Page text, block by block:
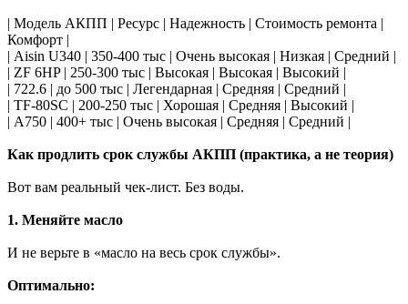
| Модель АКПП | Ресурс | Надежность | Стоимость ремонта |
Комфорт |
| Aisin U340 | 350-400 тыс | Очень высокая | Низкая | Средний |
| ZF 6HP | 250-300 тыс | Высокая | Высокая | Высокий |
| 722.6 | до 500 тыс | Легендарная | Средняя | Средний |
| TF-80SC | 200-250 тыс | Хорошая | Средняя | Высокий |
| A750 | 400+ тыс | Очень высокая | Средняя | Средний |
Как продлить срок службы АКПП (практика, а не теория)
Вот вам реальный чек-лист. Без воды.
1. Меняйте масло
И не верьте в «масло на весь срок службы».
Оптимально: